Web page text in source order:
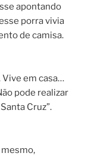
apontando
porra vivia
de camisa.
Vive em casa…
pode realizar
Cruz”.
mesmo,